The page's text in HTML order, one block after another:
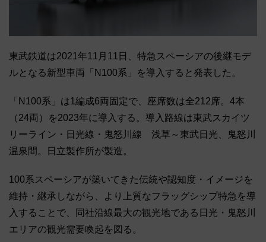
東武鉄道は2021年11月11日、特急スペーシアの後継モデ
ルとなる新型車両「N100系」を導入すると発表した。
「N100系」は1編成6両固定で、座席数は全212席。4本
（24両）を2023年に導入する。導入路線は東武スカイツ
リーライン・日光線・鬼怒川線 浅草～東武日光、鬼怒川
温泉間。日立製作所が製造。
100系スペーシアが築いてきた伝統や認知度・イメージを
維持・継承しながら、より上質なフラッグシップ特急を導
入することで、同社沿線最大の観光地である日光・鬼怒川
エリアの観光需要喚起を図る。